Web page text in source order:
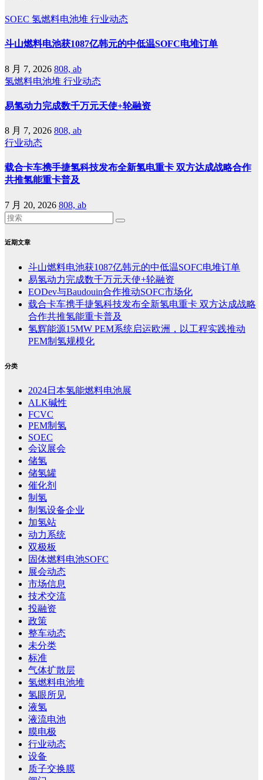
SOEC 氢燃料电池堆 行业动态
斗山燃料电池获1087亿韩元的中低温SOFC电堆订单
8 月 7, 2026 808, ab
氢燃料电池堆 行业动态
易氢动力完成数千万元天使+轮融资
8 月 7, 2026 808, ab
行业动态
载合卡车携手捷氢科技发布全新氢电重卡 双方达成战略合作
共推氢能重卡普及
7 月 20, 2026 808, ab
近期文章
斗山燃料电池获1087亿韩元的中低温SOFC电堆订单
易氢动力完成数千万元天使+轮融资
EODev与Baudouin合作推动SOFC市场化
载合卡车携手捷氢科技发布全新氢电重卡 双方达成战略
合作共推氢能重卡普及
氢辉能源15MW PEM系统启运欧洲，以工程实践推动
PEM制氢规模化
分类
2024日本氢能燃料电池展
ALK碱性
FCVC
PEM制氢
SOEC
会议展会
储氢
储氢罐
催化剂
制氢
制氢设备企业
加氢站
动力系统
双极板
固体燃料电池SOFC
展会动态
市场信息
技术交流
投融资
政策
整车动态
未分类
标准
气体扩散层
氢燃料电池堆
氢眼所见
液氢
液流电池
膜电极
行业动态
设备
质子交换膜